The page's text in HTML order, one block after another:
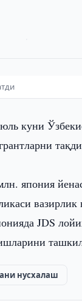
куни
япония
JDS
нусхалаш